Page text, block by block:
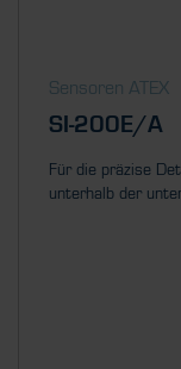
Sensoren ATEX
SI-200E/A
Für die präzise
unterhalb der